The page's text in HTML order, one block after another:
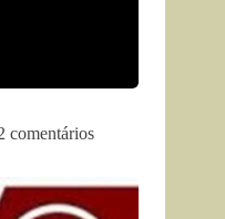
comentários